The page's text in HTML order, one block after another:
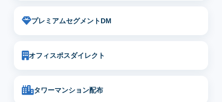
プレミアムセグメントDM
オフィスポスダイレクト
タワーマンション配布